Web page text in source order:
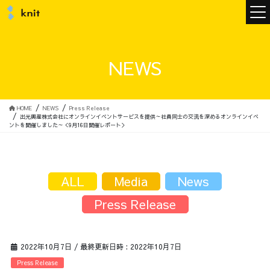
メンバー
サービス
NEWS
HOME NEWS
Press Release
出光興産株式会社にオンラインイベントサービスを提供～社員同士の交流を深めるオンラインイベ
ントを開催しました～＜9月16日開催レポート＞
2022年10月7日 / 最終更新日時 : 2022年10月7日
Press Release
ALL Media
News
Press Release